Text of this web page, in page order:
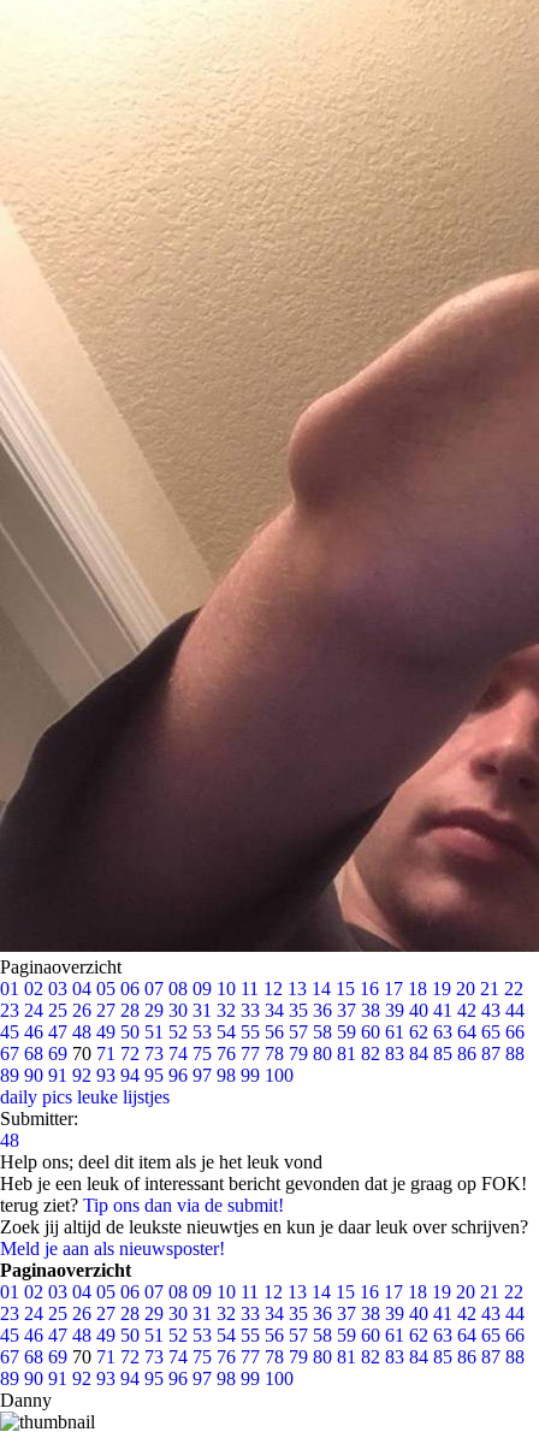
Paginaoverzicht
01 02 03 04 05 06 07 08 09 10 11 12 13 14 15 16 17 18 19 20 21 22
23 24 25 26 27 28 29 30 31 32 33 34 35 36 37 38 39 40 41 42 43 44
45 46 47 48 49 50 51 52 53 54 55 56 57 58 59 60 61 62 63 64 65 66
67 68 69 70 71 72 73 74 75 76 77 78 79 80 81 82 83 84 85 86 87 88
89 90 91 92 93 94 95 96 97 98 99 100
daily pics leuke lijstjes
Submitter:
48
Help ons; deel dit item als je het leuk vond
Heb je een leuk of interessant bericht gevonden dat je graag op FOK!
terug ziet? Tip ons dan via de submit!
Zoek jij altijd de leukste nieuwtjes en kun je daar leuk over schrijven?
Meld je aan als nieuwsposter!
Paginaoverzicht
01 02 03 04 05 06 07 08 09 10 11 12 13 14 15 16 17 18 19 20 21 22
23 24 25 26 27 28 29 30 31 32 33 34 35 36 37 38 39 40 41 42 43 44
45 46 47 48 49 50 51 52 53 54 55 56 57 58 59 60 61 62 63 64 65 66
67 68 69 70 71 72 73 74 75 76 77 78 79 80 81 82 83 84 85 86 87 88
89 90 91 92 93 94 95 96 97 98 99 100
Danny